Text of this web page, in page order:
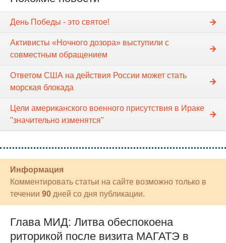
День Победы - это святое!
Активисты «Ночного дозора» выступили с
совместным обращением
Ответом США на действия России может стать
морская блокада
Цели американского военного присутствия в Ираке
"значительно изменятся"
Информация
Комментировать статьи на сайте возможно только в
течении 90 дней со дня публикации.
Глава МИД: Литва обеспокоена
риторикой после визита МАГАТЭ в